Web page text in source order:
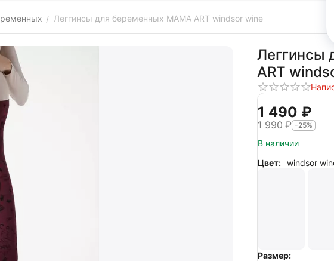
/ Леггинсы для беременных MAMA ART windsor wine
Леггинсы
ART
1 490 ₽
1 990 ₽ -25%
В наличии
Цвет: windsor
Размер: